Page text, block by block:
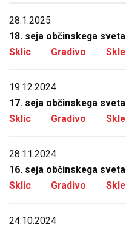
28.1.2025
18. seja občinskega sveta
Sklic
Gradivo
19.12.2024
17. seja občinskega sveta
Sklic
Gradivo
28.11.2024
16. seja občinskega sveta
Sklic
Gradivo
24.10.2024